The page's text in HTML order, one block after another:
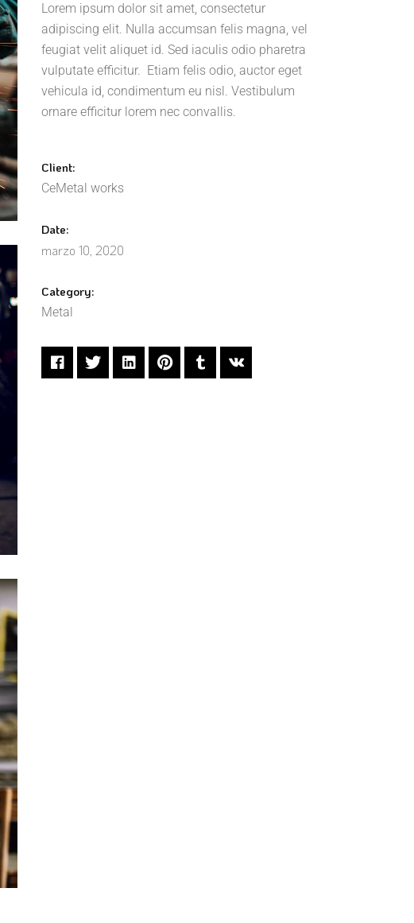
Lorem ipsum dolor sit amet, consectetur
adipiscing elit. Nulla accumsan felis magna, vel
feugiat velit aliquet id. Sed iaculis odio pharetra
vulputate efficitur. Etiam felis odio, auctor eget
vehicula id, condimentum eu nisl. Vestibulum
ornare efficitur lorem nec convallis.
Client:
CeMetal works
Date:
marzo 10, 2020
Category:
Metal